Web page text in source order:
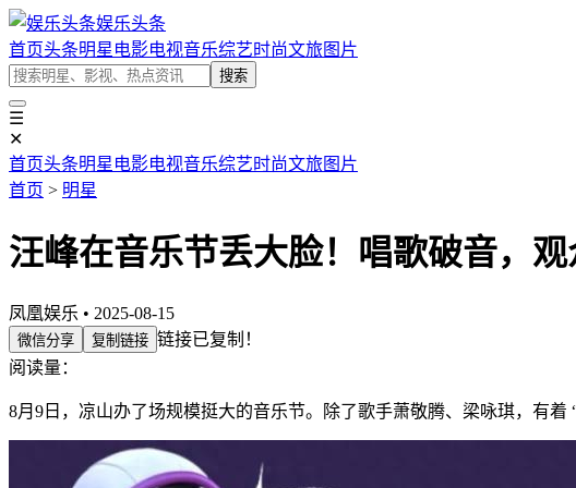
娱乐头条
首页头条明星 电影电视音乐综艺时尚文旅图片
搜索
☰
✕
首页头条明星 电影电视音乐综艺时尚文旅图片
首页 > 明星
汪峰在音乐节丢大脸！唱歌破音，
凤凰娱乐 • 2025-08-15
微信分享 复制链接 链接已复制！
阅读量：
8月9日，凉山办了场规模挺大的音乐节。除了歌手萧敬腾、梁咏琪，有着